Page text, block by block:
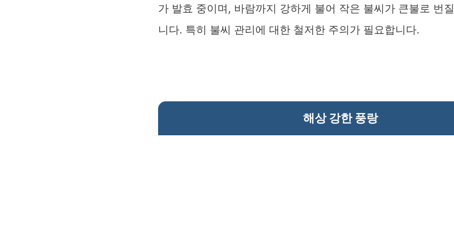
가 발효 중이며, 바람까지 강하게 불어 작은 불씨가 큰불로 번
니다. 특히 불씨 관리에 대한 철저한 주의가 필요합니다.
해상 강한 풍랑